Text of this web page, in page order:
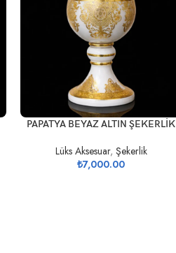
SEPETE EKLE
PAPATYA BEYAZ ALTIN ŞEKERLİK
Lüks Aksesuar, Şekerlik
₺7,000.00